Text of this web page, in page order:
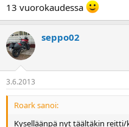
13 vuorokaudessa
seppo02
3.6.2013
Roark sanoi:
Kyselläänpä nyt täältäkin